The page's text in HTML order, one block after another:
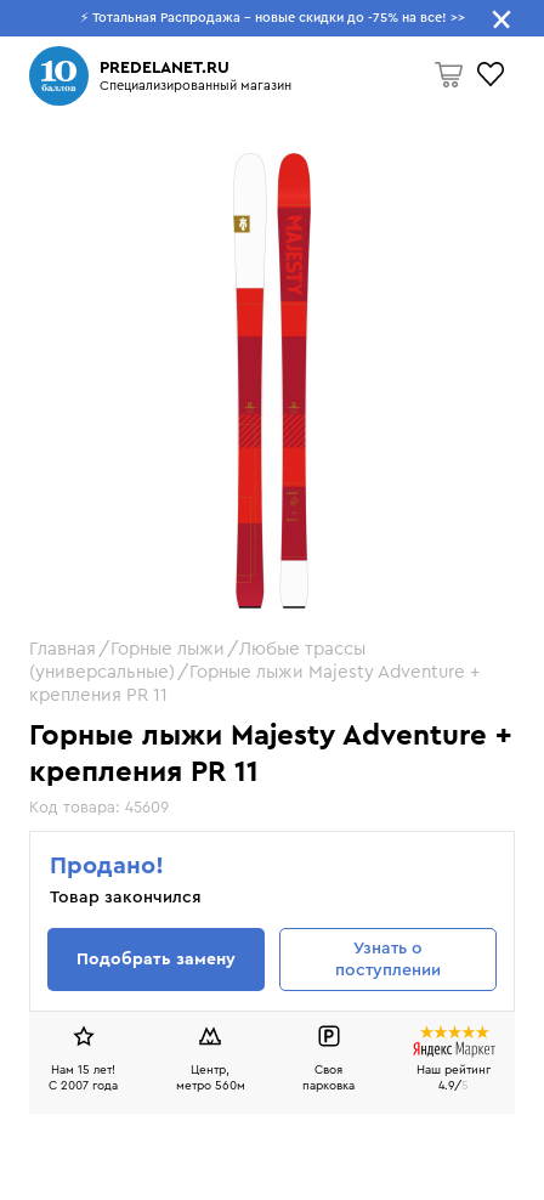
⚡ Тотальная Распродажа - новые скидки до -75% на все! >>
PREDELANET.RU
Специализированный магазин
Что будем искать?
Главная Горные лыжи
Любые трассы
(универсальные)
Горные лыжи Majesty Adventure +
крепления PR 11
Горные лыжи Majesty Adventure +
крепления PR 11
Код товара: 45609
Продано!
Товар закончился
Подобрать замену
Узнать о
поступлении
Нам 15 лет!
C 2007 года
Центр,
метро 560м
Своя
парковка
Наш рейтинг
4.9/5